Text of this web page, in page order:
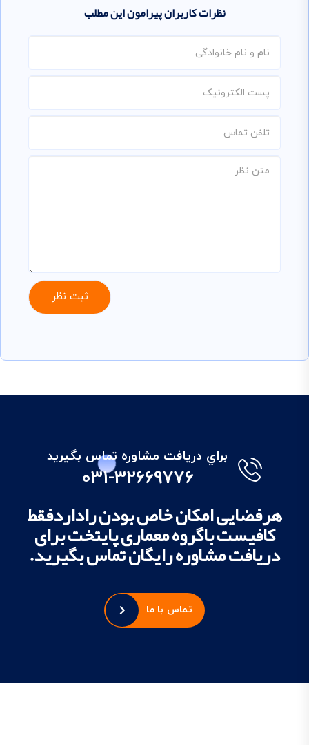
نظرات کاربران پیرامون این مطلب
براي دريافت مشاوره تماس بگيريد
031-32669776
هرفضایی امکان خاص بودن راداردفقط
کافیست باگروه معماری پایتخت برای
دریافت مشاوره رایگان تماس بگیرید.
تماس با ما